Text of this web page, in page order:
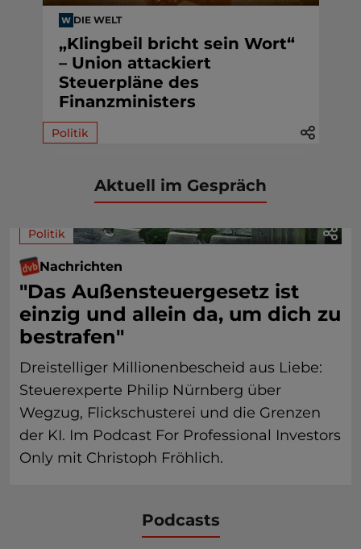
DIE WELT
„Klingbeil bricht sein Wort“
– Union attackiert
Steuerpläne des
Finanzministers
Politik
Aktuell im Gespräch
Politik
Nachrichten
"Das Außensteuergesetz ist
einzig und allein da, um dich zu
bestrafen"
Dreistelliger Millionenbescheid aus Liebe:
Steuerexperte Philip Nürnberg über
Wegzug, Flickschusterei und die Grenzen
der KI. Im Podcast For Professional Investors
Only mit Christoph Fröhlich.
Podcasts